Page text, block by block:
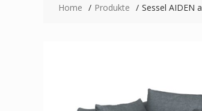
Home Produkte Sessel AIDEN